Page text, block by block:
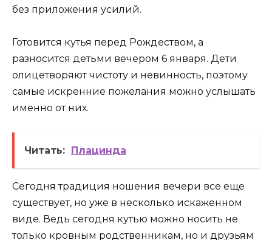
без приложения усилий.
Готовится кутья перед Рождеством, а
разносится детьми вечером 6 января. Дети
олицетворяют чистоту и невинность, поэтому
самые искренние пожелания можно услышать
именно от них.
Читать: Плацинда
Сегодня традиция ношения вечери все еще
существует, но уже в несколько искаженном
виде. Ведь сегодня кутью можно носить не
только кровным родственникам, но и друзьям